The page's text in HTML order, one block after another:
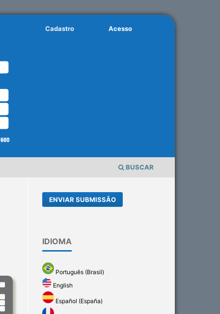
BUSCAR
Cadastro Acesso
ENVIAR SUBMISSÃO
IDIOMA
Português (Brasil)
English
Español (España)